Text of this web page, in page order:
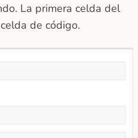
La primera celda del
de código.